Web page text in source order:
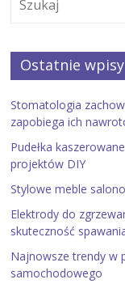
Ostatnie wpisy
Stomatologia
zapobiega ich
Pudełka
projektów DIY
Stylowe meble
Elektrody do
skuteczność
Najnowsze trendy w
samochodowego